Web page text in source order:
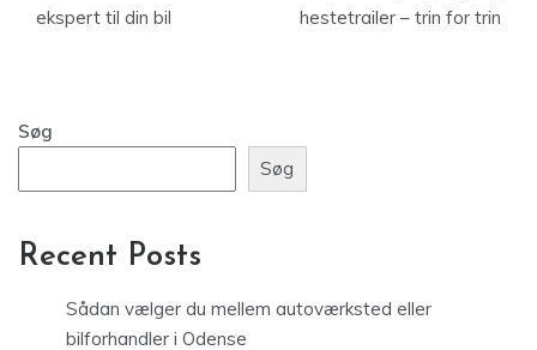
ekspert til din bil
hestetrailer – trin for trin
Søg
Søg
Recent Posts
Sådan vælger du mellem autoværksted eller
bilforhandler i Odense